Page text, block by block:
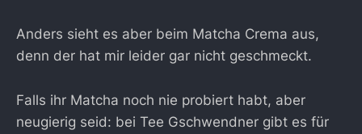
Anders sieht es aber beim Matcha Crema aus,
denn der hat mir leider gar nicht geschmeckt.
Falls ihr Matcha noch nie probiert habt, aber
neugierig seid: bei Tee Gschwendner gibt es für